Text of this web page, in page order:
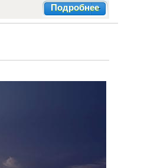
Подробнее